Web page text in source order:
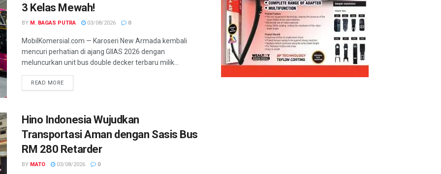
3 Kelas Mewah!
BY M. BAGAS PUTRA 03/08/2026 0
MobilKomersial.com — Karoseri New Armada kembali
mencuri perhatian di ajang GIIAS 2026 dengan
meluncurkan unit bus double decker terbaru milik...
READ MORE
Hino Indonesia Wujudkan
Transportasi Aman dengan Sasis Bus
RM 280 Retarder
BY MATO 03/08/2026 0